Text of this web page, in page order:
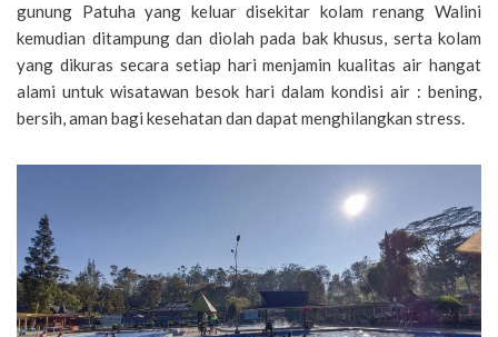
gunung Patuha yang keluar disekitar kolam renang Walini
kemudian ditampung dan diolah pada bak khusus, serta kolam
yang dikuras secara setiap hari menjamin kualitas air hangat
alami untuk wisatawan besok hari dalam kondisi air : bening,
bersih, aman bagi kesehatan dan dapat menghilangkan stress.